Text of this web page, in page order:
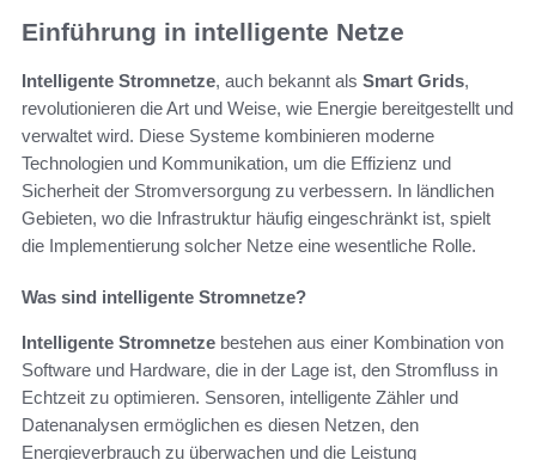
Einführung in intelligente Netze
Intelligente Stromnetze, auch bekannt als Smart Grids,
revolutionieren die Art und Weise, wie Energie bereitgestellt und
verwaltet wird. Diese Systeme kombinieren moderne
Technologien und Kommunikation, um die Effizienz und
Sicherheit der Stromversorgung zu verbessern. In ländlichen
Gebieten, wo die Infrastruktur häufig eingeschränkt ist, spielt
die Implementierung solcher Netze eine wesentliche Rolle.
Was sind intelligente Stromnetze?
Intelligente Stromnetze bestehen aus einer Kombination von
Software und Hardware, die in der Lage ist, den Stromfluss in
Echtzeit zu optimieren. Sensoren, intelligente Zähler und
Datenanalysen ermöglichen es diesen Netzen, den
Energieverbrauch zu überwachen und die Leistung